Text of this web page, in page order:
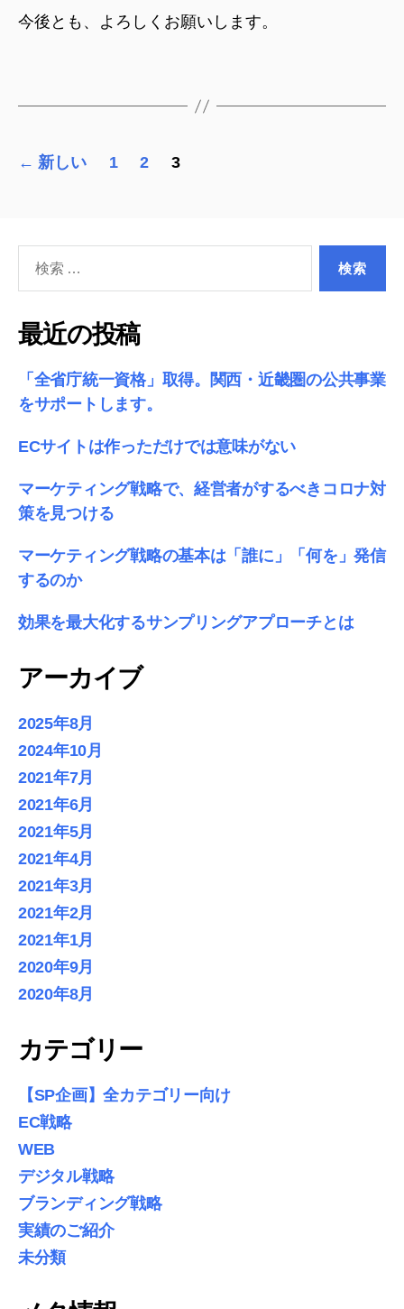
今後とも、よろしくお願いします。
投
ペ
ー
ジ
送
り
← 新しい 1 2 3
象:
最近の投稿
「全省庁統一資格」取得。関西・近畿圏の公共事業
をサポートします。
ECサイトは作っただけでは意味がない
マーケティング戦略で、経営者がするべきコロナ対
策を見つける
マーケティング戦略の基本は「誰に」「何を」発信
するのか
効果を最大化するサンプリングアプローチとは
アーカイブ
2025年8月
2024年10月
2021年7月
2021年6月
2021年5月
2021年4月
2021年3月
2021年2月
2021年1月
2020年9月
2020年8月
カテゴリー
【SP企画】全カテゴリー向け
EC戦略
WEB
デジタル戦略
ブランディング戦略
実績のご紹介
未分類